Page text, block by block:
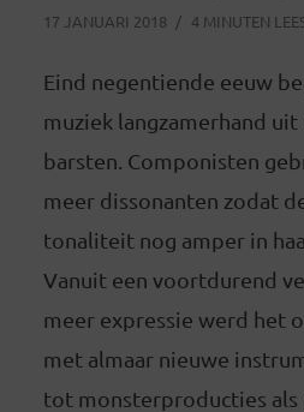
17 JANUARI 2018
4 MINUTEN
Eind negentiende eeuw
muziek langzamerhand uit
barsten. Componisten
meer dissonanten zodat
tonaliteit nog amper in
Vanuit een voortdurend
meer expressie werd het
met almaar nieuwe
tot monsterproducties als